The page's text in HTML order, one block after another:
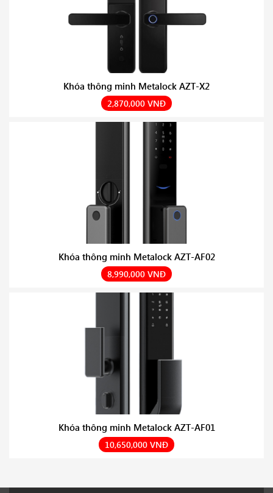
Khóa thông minh Metalock AZT-X2
2,870,000 VNĐ
Khóa thông minh Metalock AZT-AF02
8,990,000 VNĐ
Khóa thông minh Metalock AZT-AF01
10,650,000 VNĐ